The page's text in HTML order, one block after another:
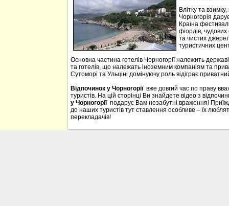
Влітку та
Чорногорія
Країна
фіордів, чудових
та чистих
туристичних
Основна частина готелів Чорногорії належить
та готелів, що належать іноземним компаніям та
Сутоморі та Ульціні домінуючу роль відіграє
Відпочинок у Чорногорії вже довгий час по праву
туристів. На цій сторінці Ви знайдете відео з
у Чорногоріїподарує Вам незабутні враження!
до наших туристів тут ставлення особливе – їх
перекладачів!